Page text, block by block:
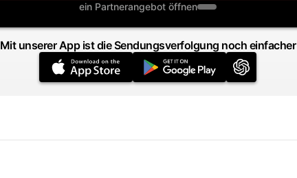
ein Partnerangebot öffnen
Mit unserer App ist die Sendungsverfolgung noch einfacher